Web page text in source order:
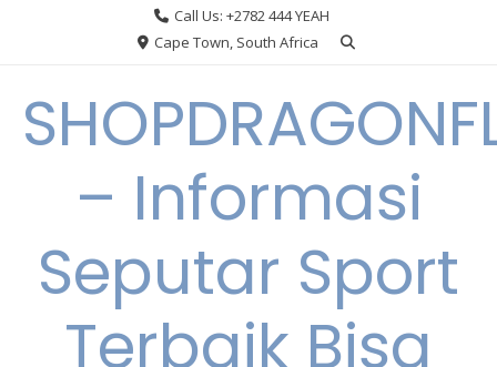
Call Us: +2782 444 YEAH
Cape Town, South Africa
– Informasi
Seputar Sport
Terbaik Bisa